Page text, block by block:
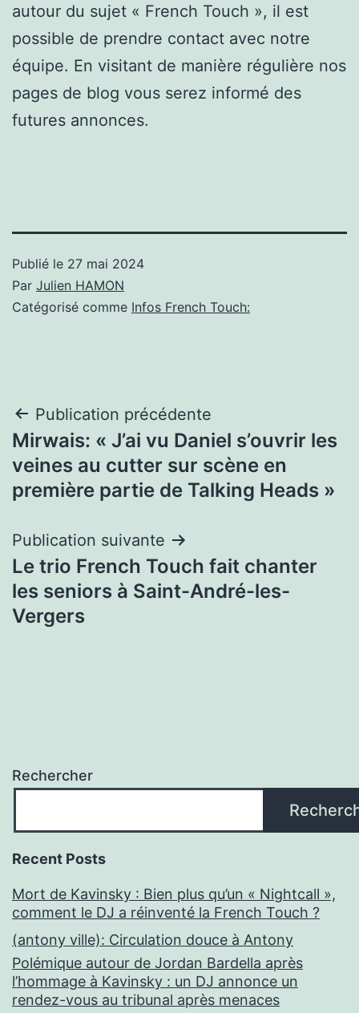
autour du sujet « French Touch », il est
possible de prendre contact avec notre
équipe. En visitant de manière régulière nos
pages de blog vous serez informé des
futures annonces.
Publié le 27 mai 2024
Par Julien HAMON
Catégorisé comme Infos French Touch:
Navigation
de
l’article
Publication précédente
Mirwais: « J’ai vu Daniel s’ouvrir les
veines au cutter sur scène en
première partie de Talking Heads »
Publication suivante
Le trio French Touch fait chanter
les seniors à Saint-André-les-
Vergers
Rechercher
Recent Posts
Mort de Kavinsky : Bien plus qu’un « Nightcall »,
comment le DJ a réinventé la French Touch ?
(antony ville): Circulation douce à Antony
Polémique autour de Jordan Bardella après
l’hommage à Kavinsky : un DJ annonce un
rendez-vous au tribunal après menaces